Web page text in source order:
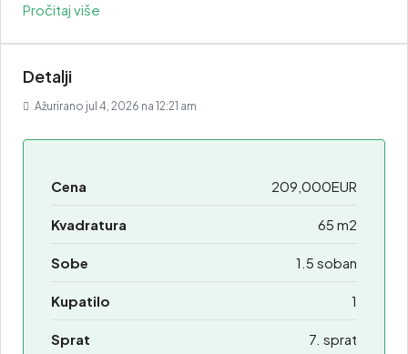
Pročitaj više
Detalji
Ažurirano jul 4, 2026 na 12:21 am
Cena 209,000EUR
Kvadratura 65 m2
Sobe 1.5 soban
Kupatilo 1
Sprat 7. sprat